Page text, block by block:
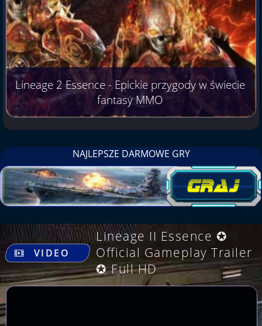
Lineage 2 Essence - Epickie przygody w świecie
fantasy MMO
NAJLEPSZE DARMOWE GRY
.
VIDEO
Lineage II Essence ✪
Official Gameplay Trailer
✪ Full HD